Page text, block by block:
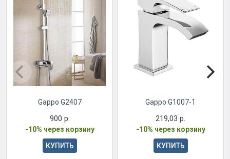
Gappo G2407
900 р.
-10% через корзину
КУПИТЬ
Gappo G1007-1
219,03 р.
-10% через корзину
КУПИТЬ